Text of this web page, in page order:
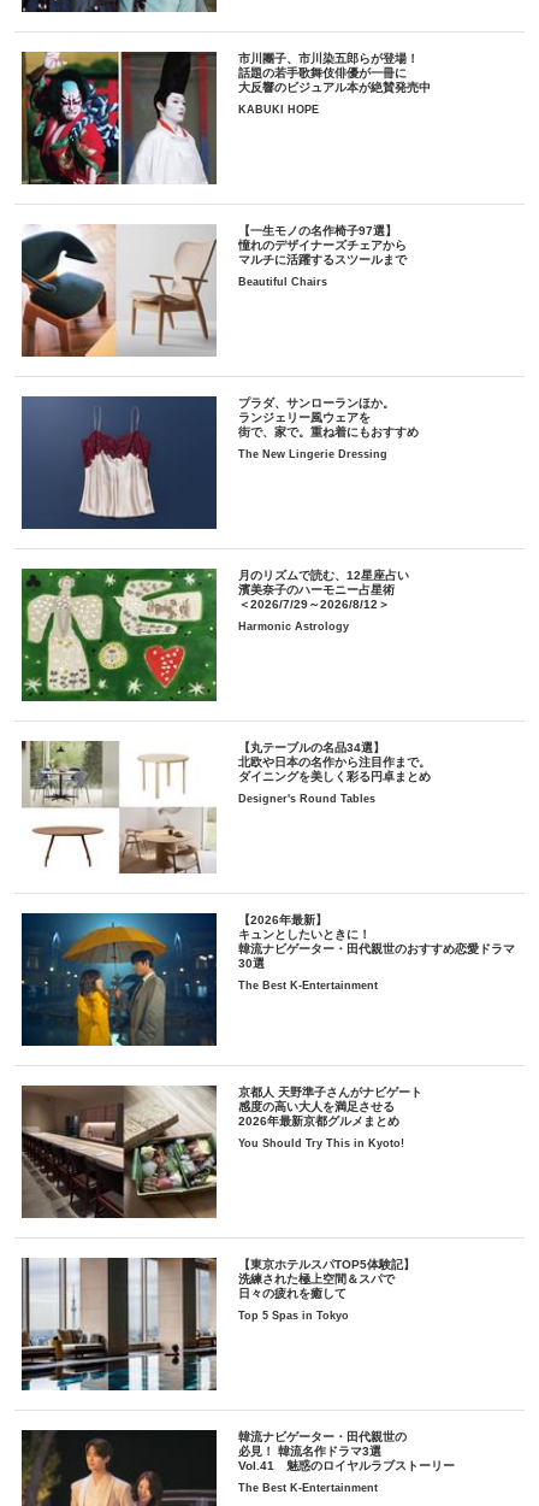
市川團子、市川染五郎らが登場！
話題の若手歌舞伎俳優が一冊に
大反響のビジュアル本が絶賛発売中
KABUKI HOPE
【一生モノの名作椅子97選】
憧れのデザイナーズチェアから
マルチに活躍するスツールまで
Beautiful Chairs
プラダ、サンローランほか。
ランジェリー風ウェアを
街で、家で。重ね着にもおすすめ
The New Lingerie Dressing
月のリズムで読む、12星座占い
濱美奈子のハーモニー占星術
＜2026/7/29～2026/8/12＞
Harmonic Astrology
【丸テーブルの名品34選】
北欧や日本の名作から注目作まで。
ダイニングを美しく彩る円卓まとめ
Designer's Round Tables
【2026年最新】
キュンとしたいときに！
韓流ナビゲーター・田代親世のおすすめ恋愛ドラマ
30選
The Best K-Entertainment
京都人 天野準子さんがナビゲート
感度の高い大人を満足させる
2026年最新京都グルメまとめ
You Should Try This in Kyoto!
【東京ホテルスパTOP5体験記】
洗練された極上空間＆スパで
日々の疲れを癒して
Top 5 Spas in Tokyo
韓流ナビゲーター・田代親世の
必見！ 韓流名作ドラマ3選
Vol.41 魅惑のロイヤルラブストーリー
The Best K-Entertainment